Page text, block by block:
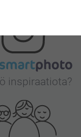
inspiraatiota?